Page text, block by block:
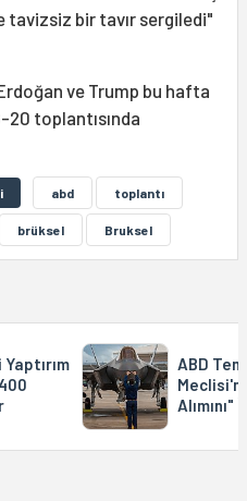
tavizsiz bir tavır sergiledi"
ve Trump bu hafta
20 toplantısında
abd toplantı
brüksel Bruksel
ABD
Alımını"